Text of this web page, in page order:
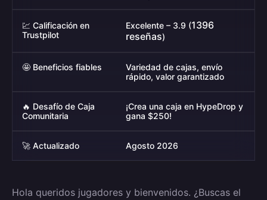
💹 Calificación en
Trustpilot
Excelente – 3.9 (1396
reseñas)
🤩 Beneficios fiables
Variedad de cajas, envío
rápido, valor garantizado
🔥 Desafío de Caja
Comunitaria
¡Crea una caja en HypeDrop y
gana $250!
🚀 Actualizado Agosto 2026
Hola queridos jugadores y bienvenidos. ¿Buscas el